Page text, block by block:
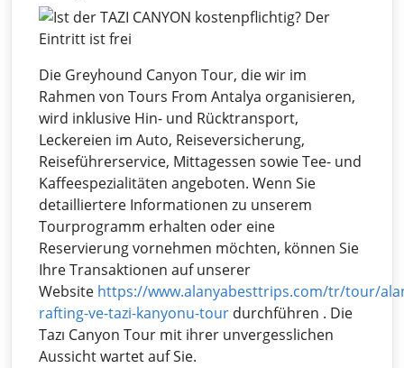
Die Greyhound Canyon Tour, die wir im
Rahmen von Tours From Antalya organisieren,
wird inklusive Hin- und Rücktransport,
Leckereien im Auto, Reiseversicherung,
Reiseführerservice, Mittagessen sowie Tee- und
Kaffeespezialitäten angeboten. Wenn Sie
detailliertere Informationen zu unserem
Tourprogramm erhalten oder eine
Reservierung vornehmen möchten, können Sie
Ihre Transaktionen auf unserer
Website https://www.alanyabesttrips.com/tr/tour/
rafting-ve-tazi-kanyonu-tour durchführen . Die
Tazı Canyon Tour mit ihrer unvergesslichen
Aussicht wartet auf Sie.